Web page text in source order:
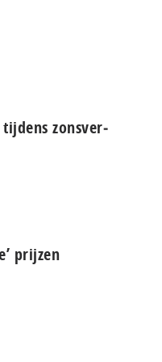
zons­ver­
prijzen